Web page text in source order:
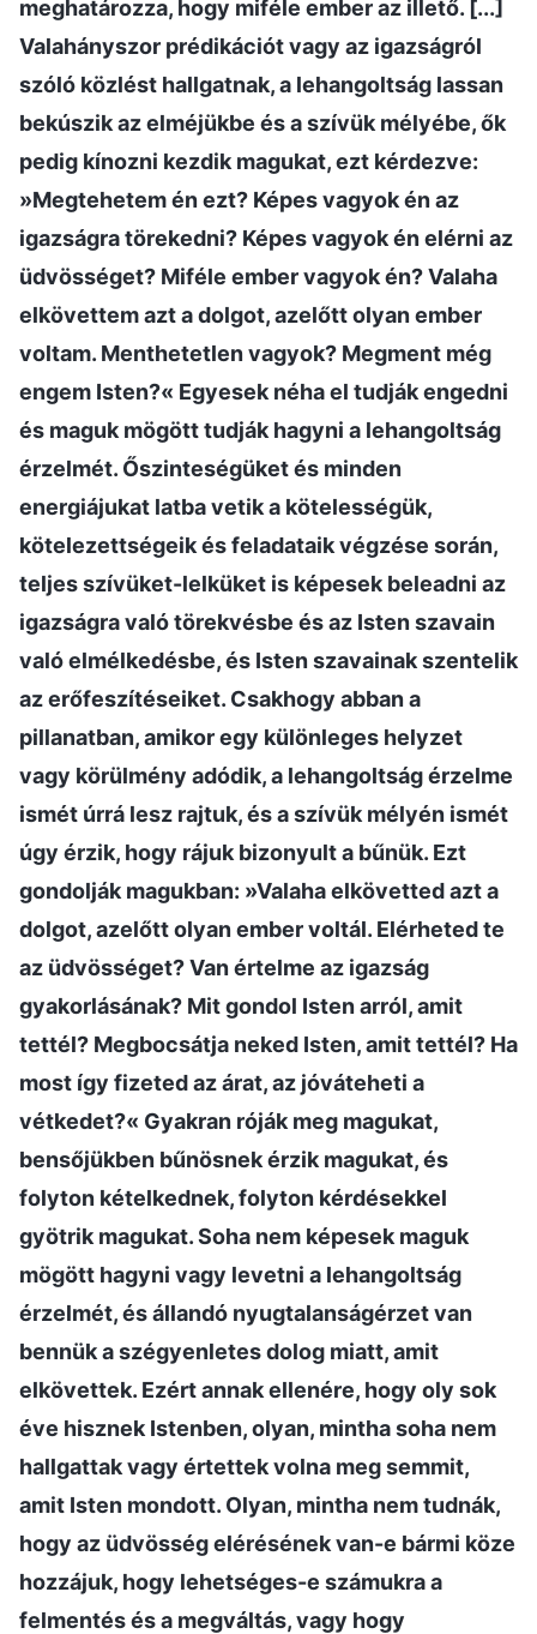
meghatározza, hogy miféle ember az illető. [...]
Valahányszor prédikációt vagy az igazságról
szóló közlést hallgatnak, a lehangoltság lassan
bekúszik az elméjükbe és a szívük mélyébe, ők
pedig kínozni kezdik magukat, ezt kérdezve:
»Megtehetem én ezt? Képes vagyok én az
igazságra törekedni? Képes vagyok én elérni az
üdvösséget? Miféle ember vagyok én? Valaha
elkövettem azt a dolgot, azelőtt olyan ember
voltam. Menthetetlen vagyok? Megment még
engem Isten?« Egyesek néha el tudják engedni
és maguk mögött tudják hagyni a lehangoltság
érzelmét. Őszinteségüket és minden
energiájukat latba vetik a kötelességük,
kötelezettségeik és feladataik végzése során,
teljes szívüket-lelküket is képesek beleadni az
igazságra való törekvésbe és az Isten szavain
való elmélkedésbe, és Isten szavainak szentelik
az erőfeszítéseiket. Csakhogy abban a
pillanatban, amikor egy különleges helyzet
vagy körülmény adódik, a lehangoltság érzelme
ismét úrrá lesz rajtuk, és a szívük mélyén ismét
úgy érzik, hogy rájuk bizonyult a bűnük. Ezt
gondolják magukban: »Valaha elkövetted azt a
dolgot, azelőtt olyan ember voltál. Elérheted te
az üdvösséget? Van értelme az igazság
gyakorlásának? Mit gondol Isten arról, amit
tettél? Megbocsátja neked Isten, amit tettél? Ha
most így fizeted az árat, az jóváteheti a
vétkedet?« Gyakran róják meg magukat,
bensőjükben bűnösnek érzik magukat, és
folyton kételkednek, folyton kérdésekkel
gyötrik magukat. Soha nem képesek maguk
mögött hagyni vagy levetni a lehangoltság
érzelmét, és állandó nyugtalanságérzet van
bennük a szégyenletes dolog miatt, amit
elkövettek. Ezért annak ellenére, hogy oly sok
éve hisznek Istenben, olyan, mintha soha nem
hallgattak vagy értettek volna meg semmit,
amit Isten mondott. Olyan, mintha nem tudnák,
hogy az üdvösség elérésének van-e bármi köze
hozzájuk, hogy lehetséges-e számukra a
felmentés és a megváltás, vagy hogy